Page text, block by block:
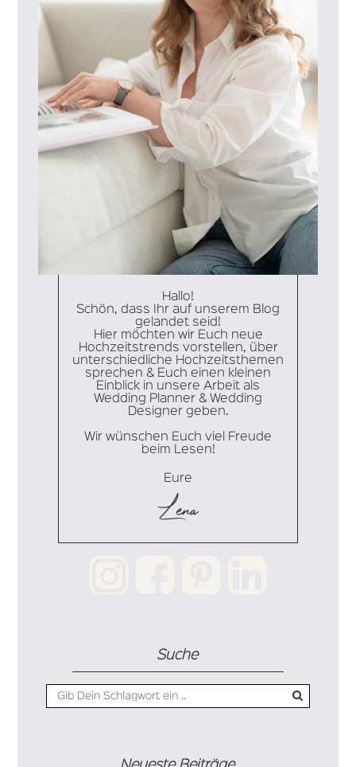
Hallo!
Schön, dass Ihr auf unserem Blog
gelandet seid!
Hier möchten wir Euch neue
Hochzeitstrends vorstellen, über
unterschiedliche Hochzeitsthemen
sprechen & Euch einen kleinen
Einblick in unsere Arbeit als
Wedding Planner & Wedding
Designer geben.
Wir wünschen Euch viel Freude
beim Lesen!
Eure
Lena
Suche